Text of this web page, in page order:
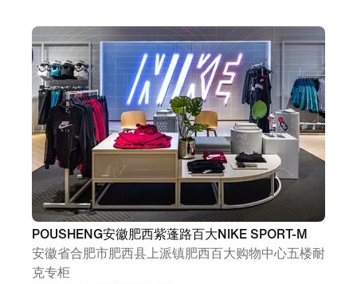
POUSHENG安徽肥西紫蓬路百大NIKE SPORT-M
安徽省合肥市肥西县上派镇肥西百大购物中心五楼耐
克专柜